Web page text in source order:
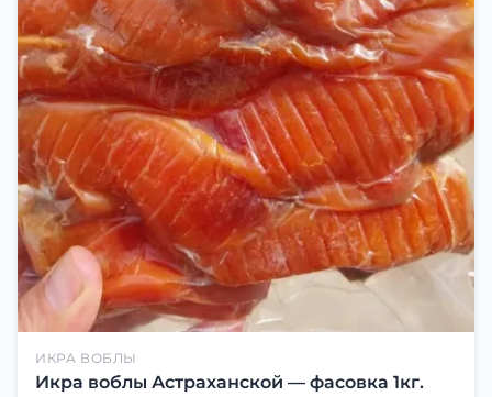
ИКРА ВОБЛЫ
Икра воблы Астраханской — фасовка 1кг.